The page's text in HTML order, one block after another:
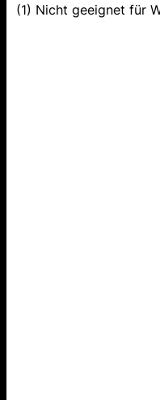
(1) Nicht geeignet für